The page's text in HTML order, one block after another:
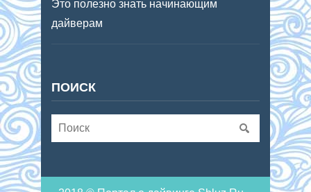
Это полезно знать начинающим
дайверам
ПОИСК